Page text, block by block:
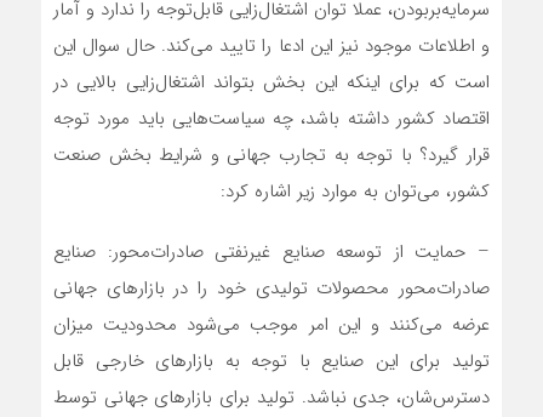
سرمایه‌‌‌بربودن، عملا توان اشتغال‌زایی قابل‌توجه را ندارد و آمار
و اطلاعات موجود نیز این ادعا را تایید می‌کند. حال سوال این
است که برای اینکه این بخش بتواند اشتغال‌زایی بالایی در
اقتصاد کشور داشته باشد، چه سیاست‌‌‌هایی باید مورد توجه
قرار گیرد؟ با توجه به تجارب جهانی و شرایط بخش صنعت
کشور، می‌‌‌توان به موارد زیر اشاره کرد:
– حمایت از توسعه صنایع غیرنفتی صادرات‌محور: صنایع
صادرات‌محور محصولات تولیدی خود را در بازارهای جهانی
عرضه می‌کنند و این امر موجب می‌شود محدودیت میزان
تولید برای این صنایع با توجه به بازارهای خارجی قابل
دسترس‌شان، جدی نباشد. تولید برای بازارهای جهانی توسط